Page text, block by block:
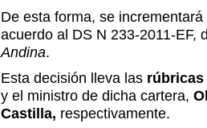
De esta forma, se
acuerdo al DS N 233-2011-EF,
Andina.
Esta decisión lleva las rúbricas
y el ministro de dicha cartera,
Castilla, respectivamente.